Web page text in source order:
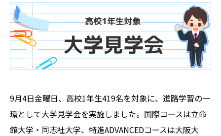
9月4日金曜日、高校1年生419名を対象に、進路学習の一
環として大学見学会を実施しました。国際コースは立命
館大学・同志社大学、特進ADVANCEDコースは大阪大